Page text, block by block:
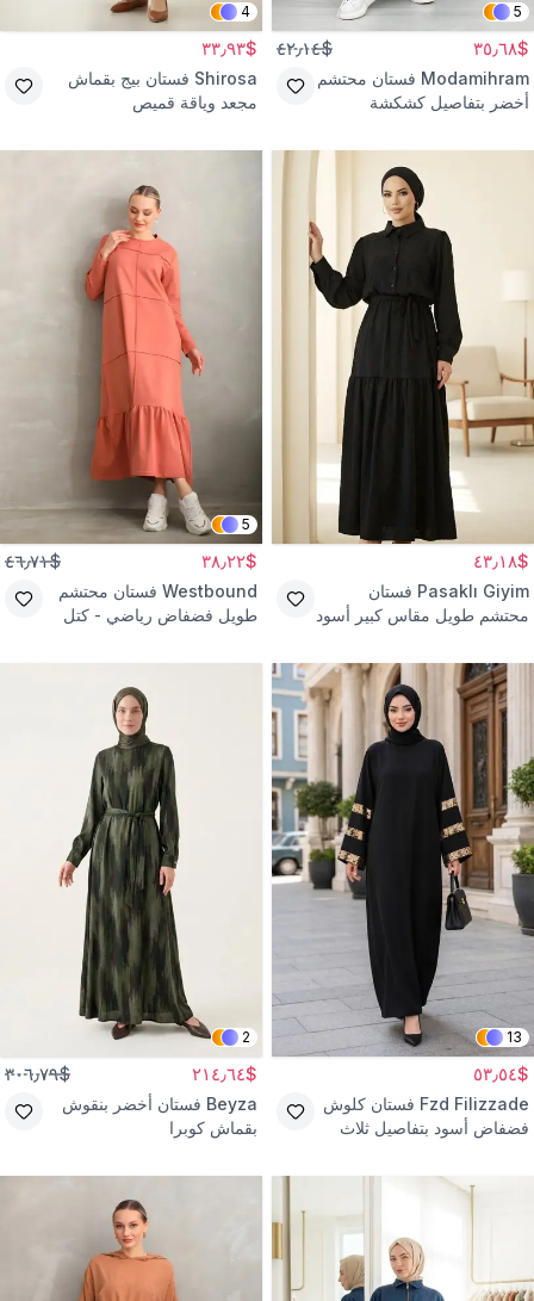
5
$٣٥٫٦٨ $٤٢٫١٤
Modamihram فستان محتشم
أخضر بتفاصيل كشكشة
4
$٣٣٫٩٣
Shirosa فستان بيج بقماش
مجعد وياقة قميص
$٤٣٫١٨
Pasaklı Giyim فستان
محتشم طويل مقاس كبير أسود
5
$٣٨٫٢٢ $٤٦٫٧١
Westbound فستان محتشم
طويل فضفاض رياضي - كتل
13
$٥٣٫٥٤
Fzd Filizzade فستان كلوش
فضفاض أسود بتفاصيل ثلاث
2
$٢١٤٫٦٤ $٣٠٦٫٧٩
Beyza فستان أخضر بنقوش
بقماش كوبرا